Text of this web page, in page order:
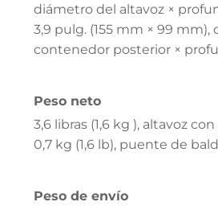
diámetro del altavoz ×
3,9 pulg. (155 mm × 99
contenedor posterior ×
Peso neto
3,6 libras (1,6 kg ), altavoz
0,7 kg (1,6 lb), puente de
Peso de envío